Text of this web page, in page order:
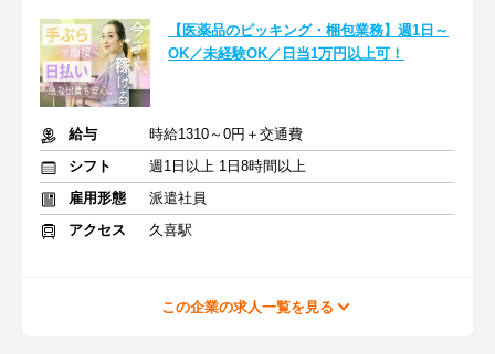
【医薬品のピッキング・梱包業務】週1日～
OK／未経験OK／日当1万円以上可！
給与
時給1310～0円＋交通費
シフト
週1日以上 1日8時間以上
雇用形態
派遣社員
アクセス
久喜駅
この企業の求人一覧を見る